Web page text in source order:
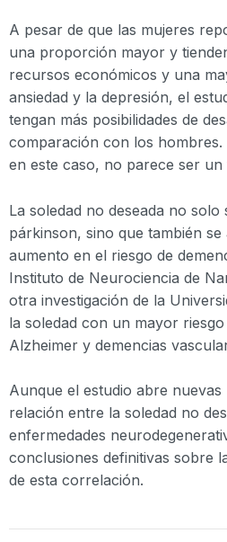
A pesar de que las mujeres
una proporción mayor y
recursos económicos y una
ansiedad y la depresión, el
tengan más posibilidades de
comparación con los hombres.
en este caso, no parece ser
La soledad no deseada no
párkinson, sino que también
aumento en el riesgo de
Instituto de Neurociencia de
otra investigación de la
la soledad con un mayor
Alzheimer y demencias
Aunque el estudio abre
relación entre la soledad no
enfermedades
conclusiones definitivas sobre
de esta correlación.